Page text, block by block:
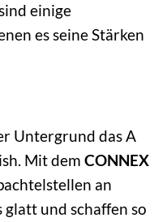
einige
es seine Stärken
Untergrund das A
Mit dem CONNEX
an
und schaffen so